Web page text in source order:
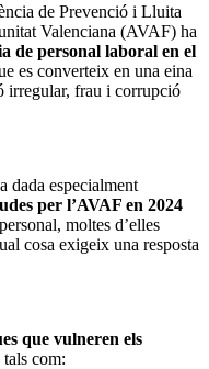
de Prevenció i Lluita
Valenciana (AVAF) ha
de personal laboral en el
es converteix en una eina
irregular, frau i corrupció
dada especialment
per l’AVAF en 2024
moltes d’elles
cosa exigeix una resposta
que vulneren els
tals com: